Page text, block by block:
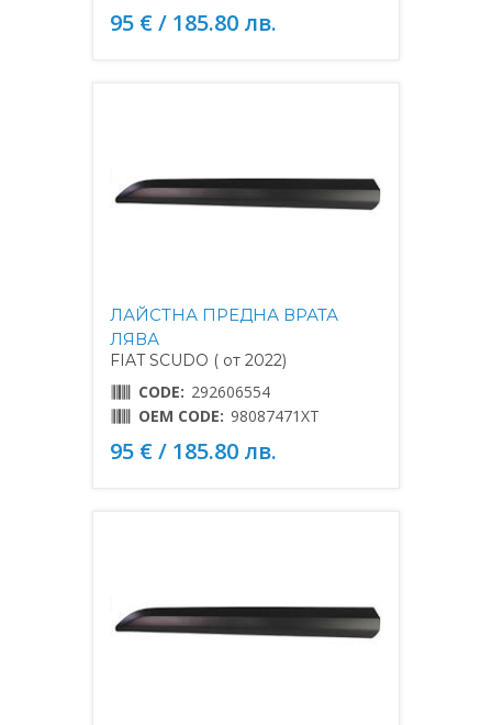
95 € / 185.80 лв.
ЛАЙСТНА ПРЕДНА ВРАТА
ЛЯВА
FIAT SCUDO ( от 2022)
CODE: 292606554
OEM CODE: 98087471XT
95 € / 185.80 лв.